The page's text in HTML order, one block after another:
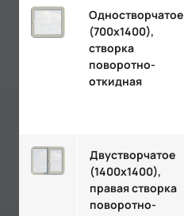
Одностворчатое
(700х1400),
створка
поворотно-
откидная
Двустворчатое
(1400х1400),
правая створка
поворотно-